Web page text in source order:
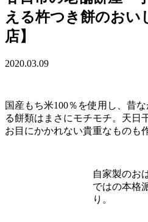
える杵つき餅のおい
店】
2020.03.09
国産もち米100％を使用し、昔
る餅類はまさにモチモチ。天日
お目にかかれない貴重なものも
自家製のお
ではの本格
り。